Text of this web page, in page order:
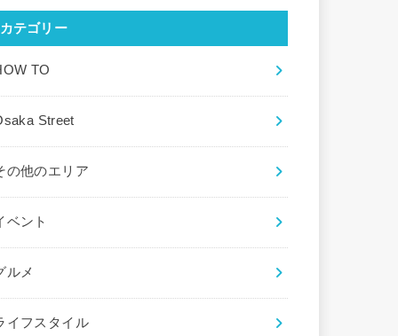
カテゴリー
TO
Street
の他のエリア
ベント
ルメ
イフスタイル